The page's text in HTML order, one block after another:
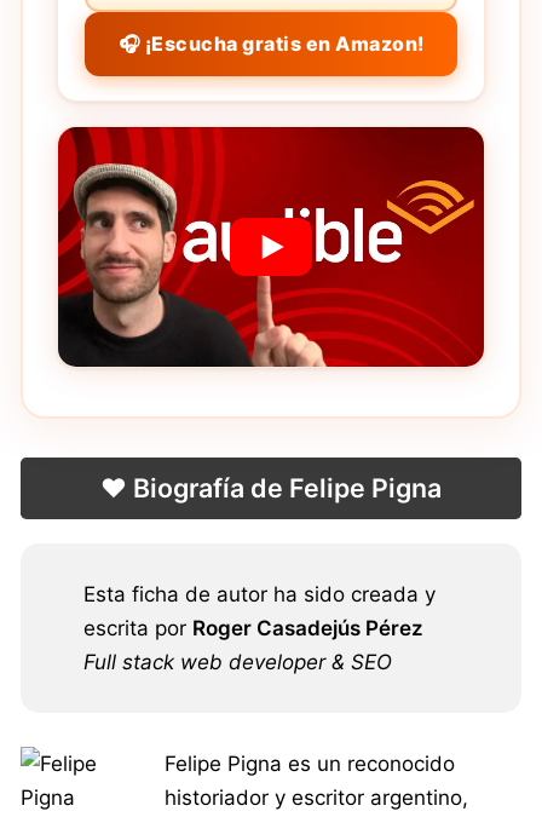
🎧 ¡Escucha gratis en Amazon!
❤️ Biografía de Felipe Pigna
Esta ficha de autor ha sido creada y
escrita por Roger Casadejús Pérez
Full stack web developer & SEO
Felipe Pigna es un reconocido
historiador y escritor argentino,